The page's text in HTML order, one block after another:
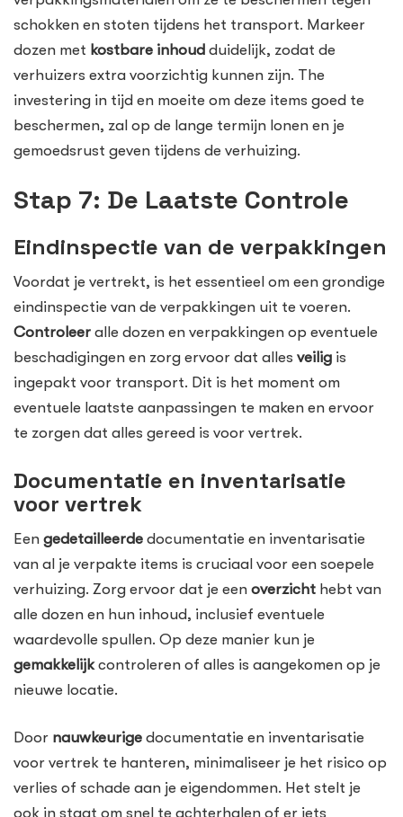
schokken en stoten tijdens het transport. Markeer
dozen met kostbare inhoud duidelijk, zodat de
verhuizers extra voorzichtig kunnen zijn. The
investering in tijd en moeite om deze items goed te
beschermen, zal op de lange termijn lonen en je
gemoedsrust geven tijdens de verhuizing.
Stap 7: De Laatste Controle
Eindinspectie van de verpakkingen
Voordat je vertrekt, is het essentieel om een grondige
eindinspectie van de verpakkingen uit te voeren.
Controleer alle dozen en verpakkingen op eventuele
beschadigingen en zorg ervoor dat alles veilig is
ingepakt voor transport. Dit is het moment om
eventuele laatste aanpassingen te maken en ervoor
te zorgen dat alles gereed is voor vertrek.
Documentatie en inventarisatie
voor vertrek
Een gedetailleerde documentatie en inventarisatie
van al je verpakte items is cruciaal voor een soepele
verhuizing. Zorg ervoor dat je een overzicht hebt van
alle dozen en hun inhoud, inclusief eventuele
waardevolle spullen. Op deze manier kun je
gemakkelijkcontroleren of alles is aangekomen op je
nieuwe locatie.
Door nauwkeurige documentatie en inventarisatie
voor vertrek te hanteren, minimaliseer je het risico op
verlies of schade aan je eigendommen. Het stelt je
ook in staat om snel te achterhalen of er iets